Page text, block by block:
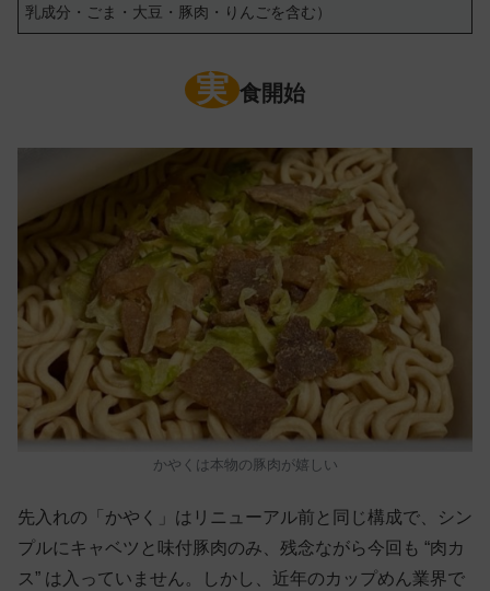
乳成分・ごま・大豆・豚肉・りんごを含む）
実 食開始
かやくは本物の豚肉が嬉しい
先入れの「かやく」はリニューアル前と同じ構成で、シン
プルにキャベツと味付豚肉のみ、残念ながら今回も “肉カ
ス” は入っていません。しかし、近年のカップめん業界で